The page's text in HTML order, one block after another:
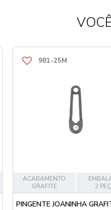
981-25M
ACABAMENTO
GRAFITE
2
PINGENTE JOANINHA